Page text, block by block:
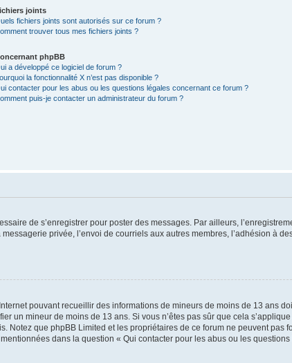
joints
fichiers joints sont autorisés sur ce forum ?
trouver tous mes fichiers joints ?
phpBB
a développé ce logiciel de forum ?
la fonctionnalité X n’est pas disponible ?
contacter pour les abus ou les questions légales concernant ce forum ?
puis-je contacter un administrateur du forum ?
de s’enregistrer pour poster des messages. Par ailleurs,
privée, l’envoi de courriels aux autres membres, l’adhésion à
pouvant recueillir des informations de mineurs de moins de 13 ans
un mineur de moins de 13 ans. Si vous n’êtes pas sûr que cela
Notez que phpBB Limited et les propriétaires de ce forum ne peuvent pas
dans la question « Qui contacter pour les abus ou les